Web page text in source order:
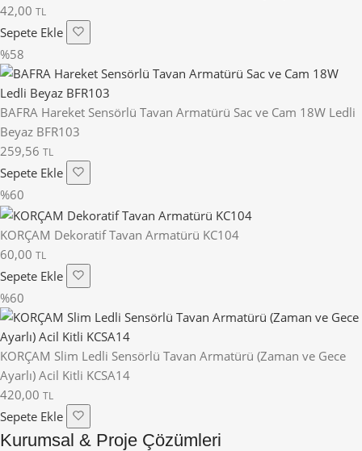
42,00 TL
Sepete Ekle
%58
BAFRA Hareket Sensörlü Tavan Armatürü Sac ve Cam 18W Ledli
Beyaz BFR103
259,56 TL
Sepete Ekle
%60
KORÇAM Dekoratif Tavan Armatürü KC104
60,00 TL
Sepete Ekle
%60
KORÇAM Slim Ledli Sensörlü Tavan Armatürü (Zaman ve Gece
Ayarlı) Acil Kitli KCSA14
420,00 TL
Sepete Ekle
Kurumsal & Proje Çözümleri